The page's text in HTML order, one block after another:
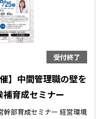
受付終了
】中間管理職の壁を
育成セミナー
幹部育成セミナー 経営環境